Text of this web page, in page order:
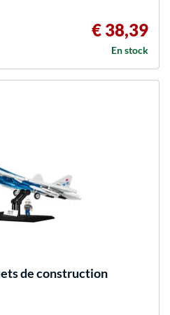
€ 38,39
En stock
de construction